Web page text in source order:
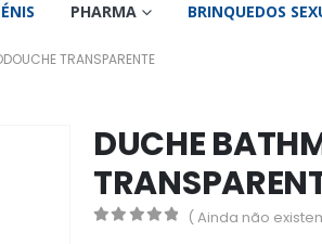
PHARMA BRINQUEDOS
TRANSPARENTE
DUCHE
( Ainda não